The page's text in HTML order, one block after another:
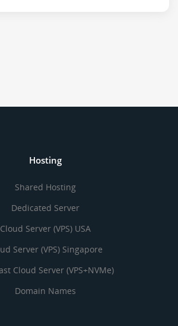
Hosting
Shared Hosting
Dedicated Server
Cloud Server (VPS) USA
Server (VPS) Singapore
Cloud Server (VPS+NVMe)
Domain Names